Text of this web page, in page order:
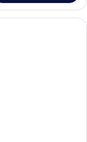
窗簾、免費無線上網、